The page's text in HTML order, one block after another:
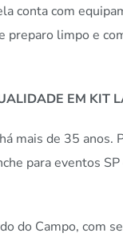
conta com
preparo limpo e
EM KIT
mais de 35 anos.
para eventos
do Campo, com